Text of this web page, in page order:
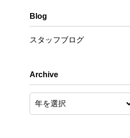
Blog
スタッフブログ
Archive